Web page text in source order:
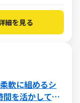
細を見る
軟に組めるシ
を活かして働